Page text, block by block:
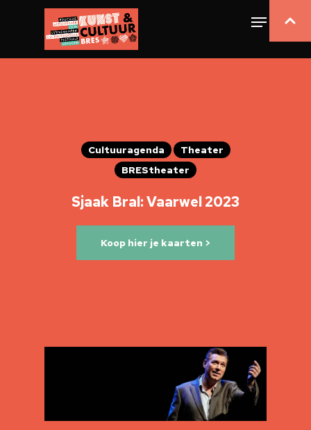
Cultuuragenda
Theater
BREStheater
Sjaak Bral: Vaarwel 2023
Koop hier je kaarten >